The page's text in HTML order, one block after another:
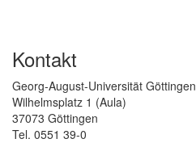
Kontakt
Georg-August-Universität Göttingen
Wilhelmsplatz 1 (Aula)
37073 Göttingen
Tel. 0551 39-0